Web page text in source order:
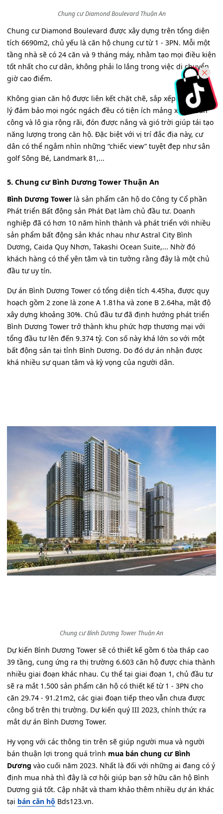
Chung cư Diamond Boulevard Thuận An
Chung cư Diamond Boulevard được xây dựng trên tổng diện
tích 6690m2, chủ yếu là căn hộ chung cư từ 1 - 3PN. Mỗi một
tầng nhà sẽ có 24 căn và 9 tháng máy, nhằm tạo mọi điều kiện
tốt nhất cho cư dân, không phải lo lắng trong việc di chuyển
giờ cao điểm.
Không gian căn hộ được liên kết chặt chẽ, sắp xếp bố cục hợp
lý đảm bảo mọi ngóc ngách đều có tiện ích mảng xanh. Ban
công và lô gia rộng rãi, đón được nắng và gió trời giúp tái tạo
năng lượng trong căn hộ. Đặc biệt với vị trí đắc địa này, cư
dân có thể ngắm nhìn những “chiếc view” tuyệt đẹp như sân
golf Sông Bé, Landmark 81,...
5. Chung cư Bình Dương Tower Thuận An
Bình Dương Tower là sản phẩm căn hộ do Công ty Cổ phần
Phát triển Bất động sản Phát Đạt làm chủ đầu tư. Doanh
nghiệp đã có hơn 10 năm hình thành và phát triển với nhiều
sản phẩm bất động sản khác nhau như Astral City Bình
Dương, Caida Quy Nhơn, Takashi Ocean Suite,... Nhờ đó
khách hàng có thể yên tâm và tin tưởng rằng đây là một chủ
đầu tư uy tín.
Dự án Bình Dương Tower có tổng diện tích 4.45ha, được quy
hoạch gồm 2 zone là zone A 1.81ha và zone B 2.64ha, mật độ
xây dựng khoảng 30%. Chủ đầu tư đã định hướng phát triển
Bình Dương Tower trở thành khu phức hợp thương mại với
tổng đầu tư lên đến 9.374 tỷ. Con số này khá lớn so với một
bất động sản tại tỉnh Bình Dương. Do đó dự án nhận được
khá nhiều sự quan tâm và kỳ vọng của người dân.
Chung cư Bình Dương Tower Thuận An
Dự kiến Bình Dương Tower sẽ có thiết kế gồm 6 tòa tháp cao
39 tầng, cung ứng ra thị trường 6.603 căn hộ được chia thành
nhiều giai đoạn khác nhau. Cụ thể tại giai đoạn 1, chủ đầu tư
sẽ ra mắt 1.500 sản phẩm căn hộ có thiết kế từ 1 - 3PN cho
căn 29.74 - 91.21m2, các giai đoạn tiếp theo vẫn chưa được
công bố trên thị trường. Dự kiến quý III 2023, chính thức ra
mắt dự án Bình Dương Tower.
Hy vọng với các thông tin trên sẽ giúp người mua và người
bán thuận lợi trong quá trình mua bán chung cư Bình
Dương vào cuối năm 2023. Nhất là đối với những ai đang có ý
định mua nhà thì đây là cơ hội giúp bạn sở hữu căn hộ Bình
Dương giá tốt. Cập nhật và tham khảo thêm nhiều dự án khác
tại bán căn hộ Bds123.vn.